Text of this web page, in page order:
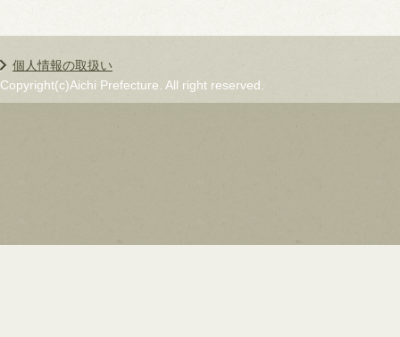
個人情報の取扱い
Copyright(c)Aichi Prefecture. All right reserved.